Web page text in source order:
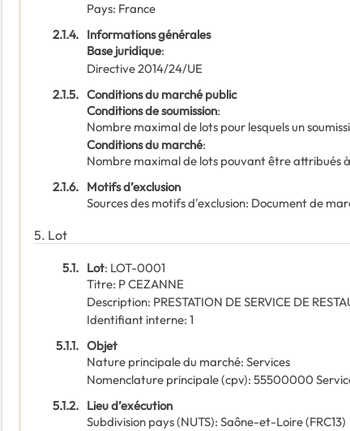
Pays: France
2.1.4. Informations générales
Base juridique:
Directive 2014/24/UE
2.1.5. Conditions du marché public
Conditions de soumission:
Nombre maximal de lots pour lesquels un
Conditions du marché:
Nombre maximal de lots pouvant être attribués
2.1.6. Motifs d’exclusion
Sources des motifs d'exclusion: Document de
5. Lot
5.1. Lot: LOT-0001
Titre: P CEZANNE
Description: PRESTATION DE SERVICE DE
Identifiant interne: 1
5.1.1. Objet
Nature principale du marché: Services
Nomenclature principale(cpv): 55500000
5.1.2. Lieu d’exécution
Subdivision pays (NUTS): Saône-et-Loire(FRC13)